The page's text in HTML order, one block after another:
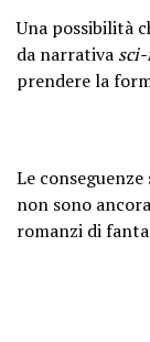
Una possibilità
da narrativa
prendere la
Le
non sono
romanzi di